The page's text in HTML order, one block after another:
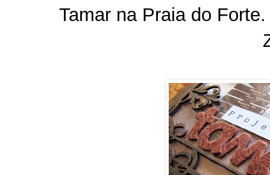
Tamar na Praia do